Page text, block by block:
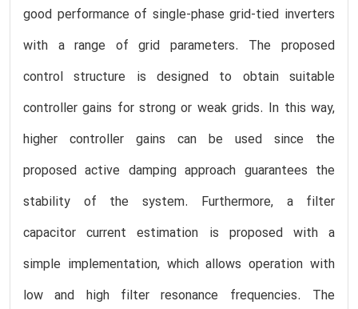
good performance of single-phase grid-tied inverters
with a range of grid parameters. The proposed
control structure is designed to obtain suitable
controller gains for strong or weak grids. In this way,
higher controller gains can be used since the
proposed active damping approach guarantees the
stability of the system. Furthermore, a filter
capacitor current estimation is proposed with a
simple implementation, which allows operation with
low and high filter resonance frequencies. The